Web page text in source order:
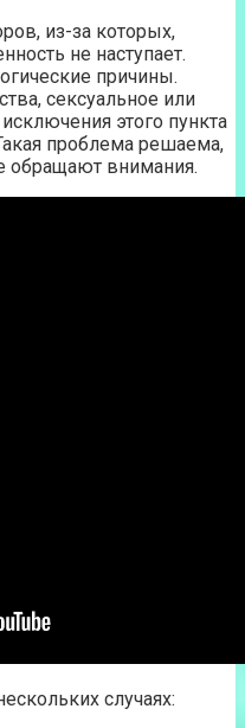
из-за которых,
не наступает.
причины.
сексуальное или
этого пункта
проблема решаема,
обращают внимания.
случаях: